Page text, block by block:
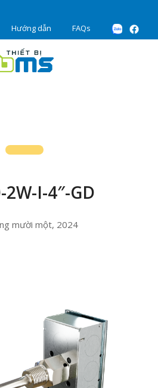
Hướng dẫn FAQs
I-4″-GD
mười một, 2024